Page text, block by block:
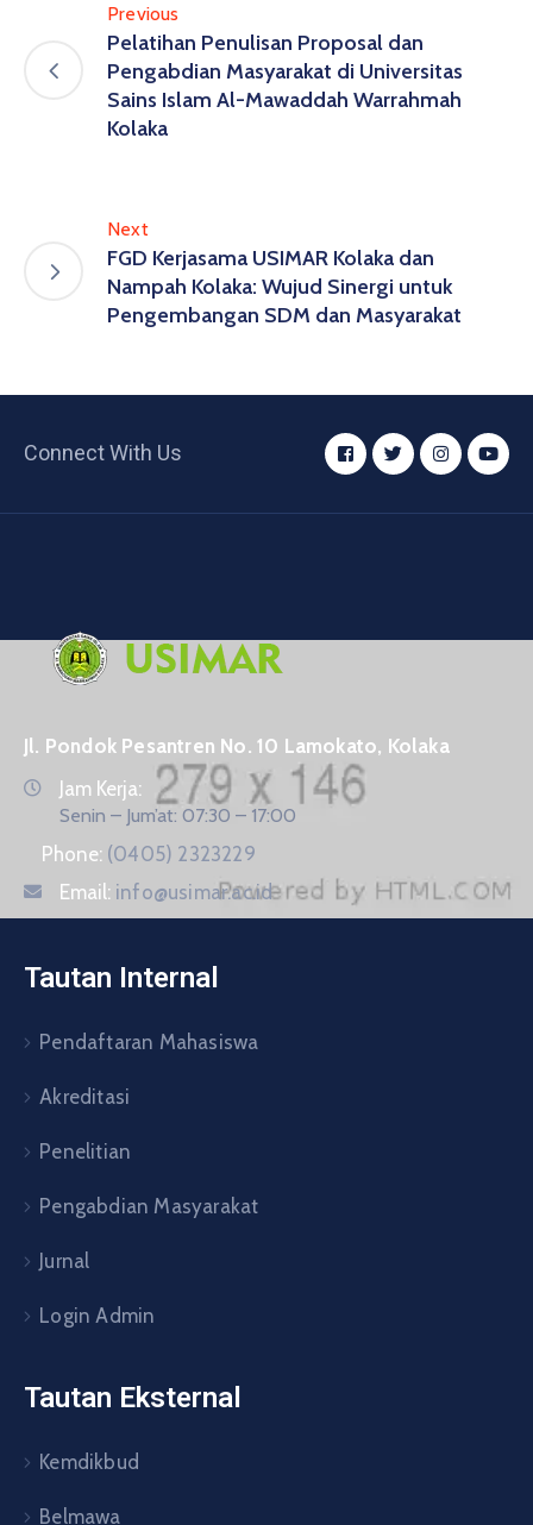
Previous
Pelatihan Penulisan Proposal dan
Pengabdian Masyarakat di Universitas
Sains Islam Al-Mawaddah Warrahmah
Kolaka
Next
FGD Kerjasama USIMAR Kolaka dan
Nampah Kolaka: Wujud Sinergi untuk
Pengembangan SDM dan Masyarakat
Connect With Us
Jl. Pondok Pesantren No. 10 Lamokato, Kolaka
Jam Kerja:
Senin – Jum’at: 07:30 – 17:00
Phone: (0405) 2323229
Email: info@usimar.ac.id
Tautan Internal
Pendaftaran Mahasiswa
Akreditasi
Penelitian
Pengabdian Masyarakat
Jurnal
Login Admin
Tautan Eksternal
Kemdikbud
Belmawa